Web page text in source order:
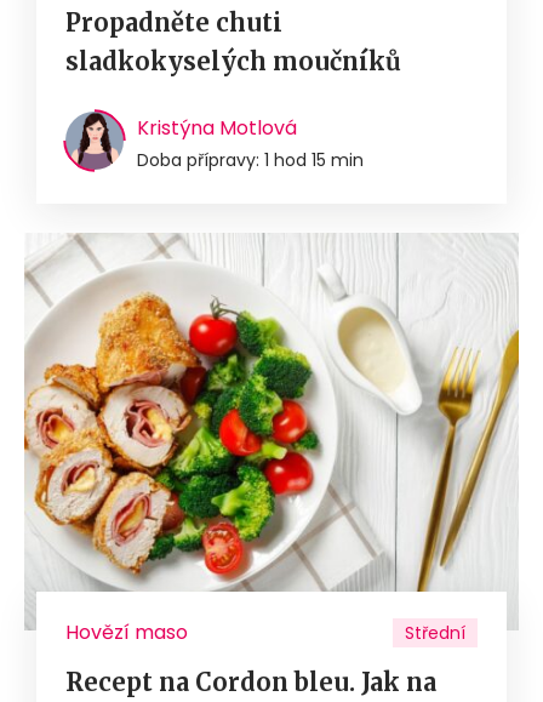
Propadněte chuti
sladkokyselých moučníků
Kristýna Motlová
Doba přípravy: 1 hod 15 min
Hovězí maso Střední
Recept na Cordon bleu. Jak na